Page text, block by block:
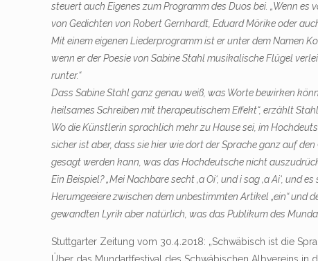
steuert auch Eigenes zum Programm des Duos bei. „Wenn
von Gedichten von Robert Gernhardt, Eduard Mörike oder
Mit einem eigenen Liederprogramm ist er unter dem Namen
wenn er der Poesie von Sabine Stahl musikalische Flügel
runter.“
Dass Sabine Stahl ganz genau weiß, was Worte bewirken
heilsames Schreiben mit therapeutischem Effekt“, erzählt
Wo die Künstlerin sprachlich mehr zu Hause sei, im
sicher ist aber, dass sie hier wie dort der Sprache ganz auf
gesagt werden kann, was das Hochdeutsche nicht
Ein Beispiel? „Mei Nachbare secht ‚a Oi‘, und i sag ‚a Ai‘,
Herumgeeiere zwischen dem unbestimmten Artikel „ein“ und
gewandten Lyrik aber natürlich, was das Publikum des
Stuttgarter Zeitung vom 30.4.2018: „Schwäbisch ist die